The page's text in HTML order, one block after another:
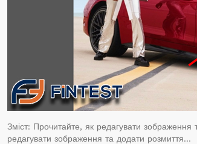
Зміст: Прочитайте, як редагувати
редагувати зображення та додати розмиття…